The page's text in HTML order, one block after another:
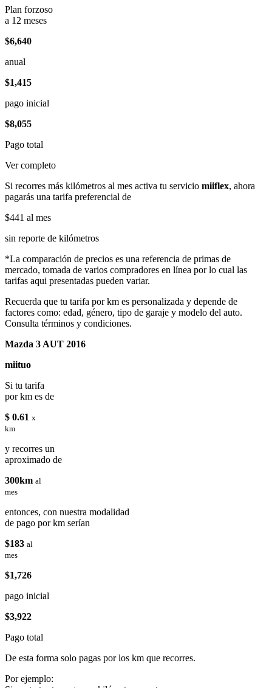
Plan forzoso
a 12 meses
$6,640
anual
$1,415
pago inicial
$8,055
Pago total
Ver completo
Si recorres más kilómetros al mes activa tu servicio miiflex, ahora
pagarás una tarifa preferencial de
$441 al mes
sin reporte de kilómetros
*La comparación de precios es una referencia de primas de
mercado, tomada de varios compradores en línea por lo cual las
tarifas aqui presentadas pueden variar.
Recuerda que tu tarifa por km es personalizada y depende de
factores como: edad, género, tipo de garaje y modelo del auto.
Consulta términos y condiciones.
Mazda 3 AUT 2016
miituo
Si tu tarifa
por km es de
$ 0.61 x
km
y recorres un
aproximado de
300km al
mes
entonces, con nuestra modalidad
de pago por km serían
$183 al
mes
$1,726
pago inicial
$3,922
Pago total
De esta forma solo pagas por los km que recorres.
Por ejemplo: